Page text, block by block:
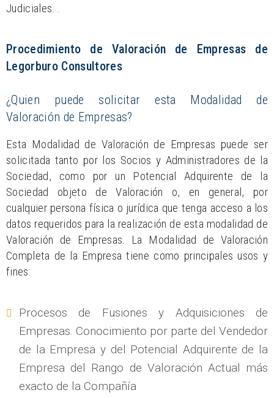
Judiciales…
Procedimiento de Valoración de Empresas de
Legorburo Consultores
¿Quien puede solicitar esta Modalidad de
Valoración de Empresas?
Esta Modalidad de Valoración de Empresas puede ser
solicitada tanto por los Socios y Administradores de la
Sociedad, como por un Potencial Adquirente de la
Sociedad objeto de Valoración o, en general, por
cualquier persona física o jurídica que tenga acceso a los
datos requeridos para la realización de esta modalidad de
Valoración de Empresas. La Modalidad de Valoración
Completa de la Empresa tiene como principales usos y
fines:
Procesos de Fusiones y Adquisiciones de
Empresas. Conocimiento por parte del Vendedor
de la Empresa y del Potencial Adquirente de la
Empresa del Rango de Valoración Actual más
exacto de la Compañía